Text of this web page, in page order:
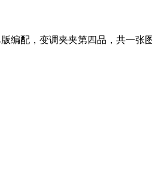
编配，变调夹夹第四品，共一张